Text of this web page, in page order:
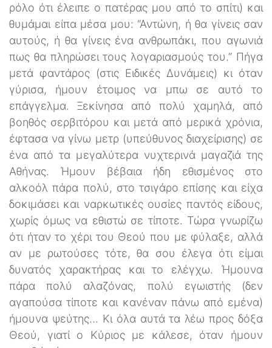
ρόλο ότι έλειπε ο πατέρας μου από το σπίτι) και
θυμάμαι είπα μέσα μου: “Αντώνη, ή θα γίνεις σαν
αυτούς, ή θα γίνεις ένα ανθρωπάκι, που αγωνιά
πως θα πληρώσει τους λογαριασμούς του.” Πήγα
μετά φαντάρος (στις Ειδικές Δυνάμεις) κι όταν
γύρισα, ήμουν έτοιμος να μπω σε αυτό το
επάγγελμα. Ξεκίνησα από πολύ χαμηλά, από
βοηθός σερβιτόρου και μετά από μερικά χρόνια,
έφτασα να γίνω μετρ (υπεύθυνος διαχείρισης) σε
ένα από τα μεγαλύτερα νυχτερινά μαγαζιά της
Αθήνας. Ήμουν βέβαια ήδη εθισμένος στο
αλκοόλ πάρα πολύ, στο τσιγάρο επίσης και είχα
δοκιμάσει και ναρκωτικές ουσίες παντός είδους,
χωρίς όμως να εθιστώ σε τίποτε. Τώρα γνωρίζω
ότι ήταν το χέρι του Θεού που με φύλαξε, αλλά
αν με ρωτούσες τότε, θα σου έλεγα ότι είμαι
δυνατός χαρακτήρας και το ελέγχω. Ήμουνα
πάρα πολύ αλαζόνας, πολύ εγωιστής (δεν
αγαπούσα τίποτε και κανέναν πάνω από εμένα)
ήμουνα ψεύτης... Κι όλα αυτά τα λέω προς δόξα
Θεού, γιατί ο Κύριος με κάλεσε, όταν ήμουν